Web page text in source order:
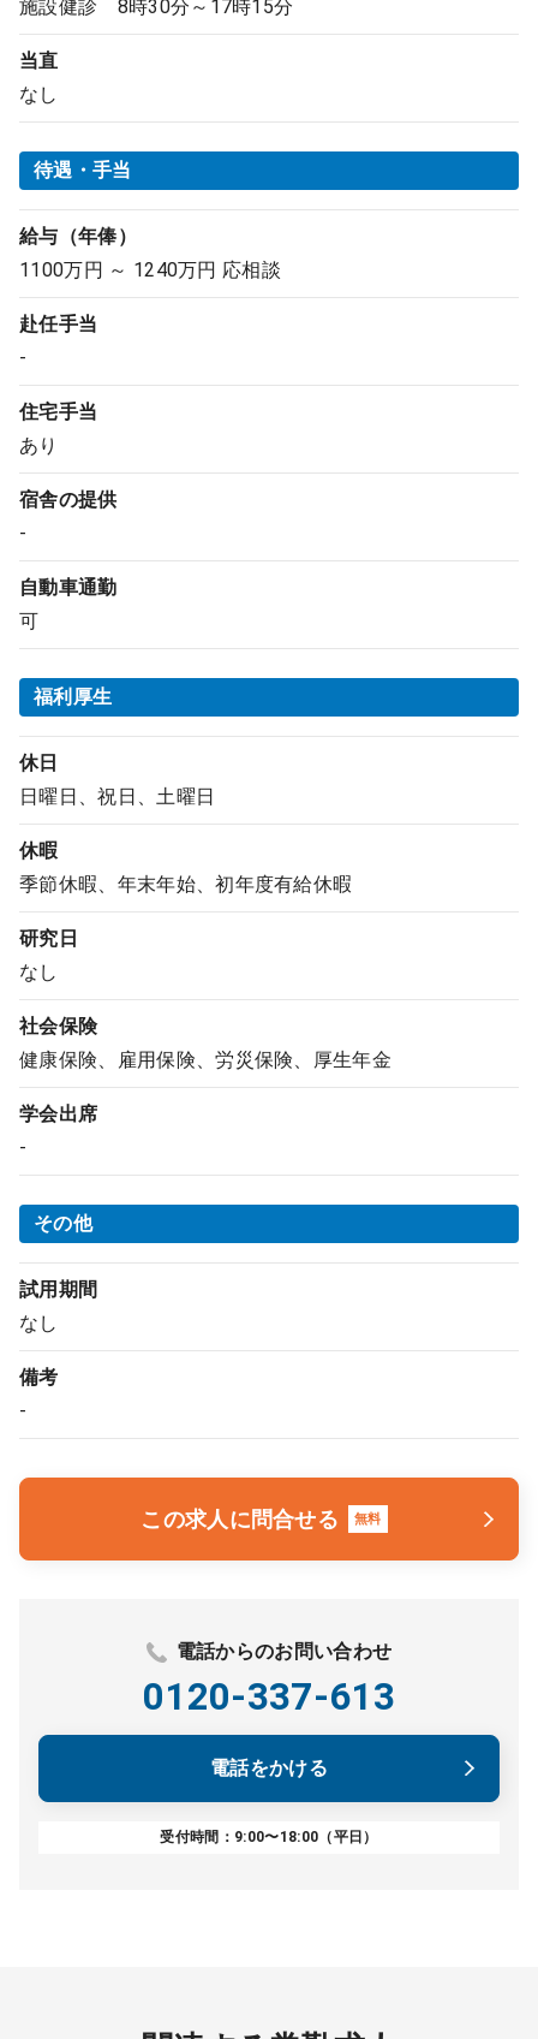
施設健診 8時30分～17時15分
当直
なし
待遇・手当
給与（年俸）
1100万円 ～ 1240万円 応相談
赴任手当
-
住宅手当
あり
宿舎の提供
-
自動車通勤
可
福利厚生
休日
日曜日、祝日、土曜日
休暇
季節休暇、年末年始、初年度有給休暇
研究日
なし
社会保険
健康保険、雇用保険、労災保険、厚生年金
学会出席
-
その他
試用期間
なし
備考
-
この求人に問合せる 無料
電話からのお問い合わせ
0120-337-613
電話をかける
受付時間：9:00〜18:00（平日）